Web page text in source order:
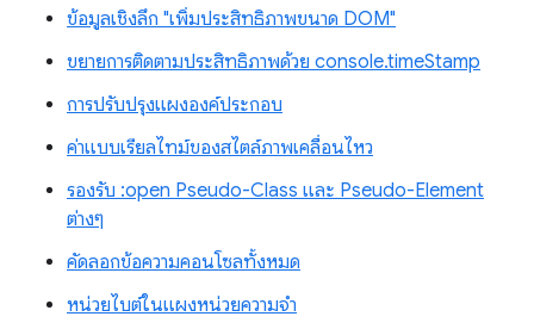
ข้อมูลเชิงลึก "เพิ่มประสิทธิภาพขนาด DOM"
ขยายการติดตามประสิทธิภาพด้วย console.timeStamp
การปรับปรุงแผงองค์ประกอบ
ค่าแบบเรียลไทม์ของสไตล์ภาพเคลื่อนไหว
รองรับ :open Pseudo-Class และ Pseudo-Element
ต่างๆ
คัดลอกข้อความคอนโซลทั้งหมด
หน่วยไบต์ในแผงหน่วยความจำ